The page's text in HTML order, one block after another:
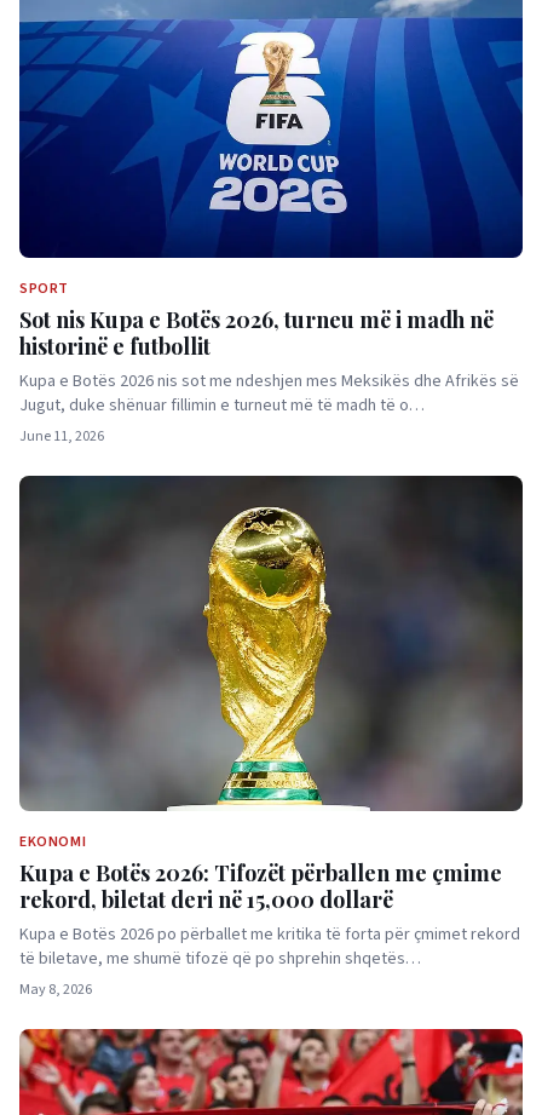
SPORT
Sot nis Kupa e Botës 2026, turneu më i madh në
historinë e futbollit
Kupa e Botës 2026 nis sot me ndeshjen mes Meksikës dhe Afrikës së
Jugut, duke shënuar fillimin e turneut më të madh të o…
June 11, 2026
EKONOMI
Kupa e Botës 2026: Tifozët përballen me çmime
rekord, biletat deri në 15,000 dollarë
Kupa e Botës 2026 po përballet me kritika të forta për çmimet rekord
të biletave, me shumë tifozë që po shprehin shqetës…
May 8, 2026